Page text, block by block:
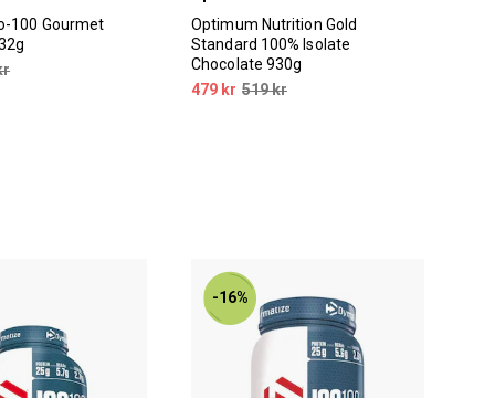
100 Gourmet
Optimum Nutrition Gold
Standard 100% Isolate
Chocolate 930g
479 kr 519 kr
-16%